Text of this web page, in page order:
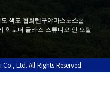
색도 협회텐구야마스노스쿨
학교더 글라스 스튜디오 인 오탈
Ltd. All Rights Reserved.